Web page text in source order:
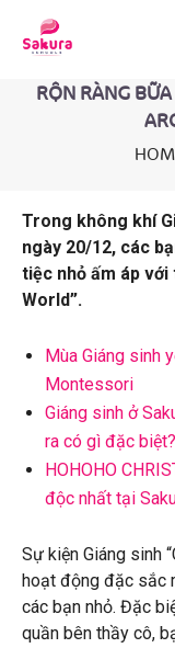
RỘN RÀNG
Trong không khí
ngày 20/12, các
tiệc nhỏ ấm áp
World”.
Mùa Giáng sinh
Montessori
Giáng sinh ở
ra có gì đặc biệt?
HOHOHO
độc nhất tại
Sự kiện Giáng sinh
hoạt động đặc sắc
các bạn nhỏ. Đặc
quần bên thầy cô,